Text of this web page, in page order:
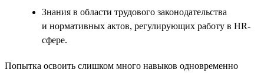
Знания в области трудового законодательства
и нормативных актов, регулирующих работу в HR-
сфере.
Попытка освоить слишком много навыков одновременно